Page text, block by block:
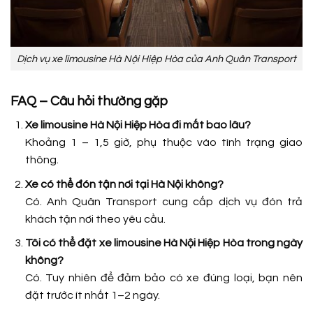
Dịch vụ xe limousine Hà Nội Hiệp Hòa của Anh Quân Transport
FAQ – Câu hỏi thường gặp
Xe limousine Hà Nội Hiệp Hòa đi mất bao lâu?
Khoảng 1 – 1,5 giờ, phụ thuộc vào tình trạng giao
thông.
Xe có thể đón tận nơi tại Hà Nội không?
Có. Anh Quân Transport cung cấp dịch vụ đón trả
khách tận nơi theo yêu cầu.
Tôi có thể đặt xe limousine Hà Nội Hiệp Hòa trong ngày
không?
Có. Tuy nhiên để đảm bảo có xe đúng loại, bạn nên
đặt trước ít nhất 1–2 ngày.